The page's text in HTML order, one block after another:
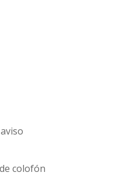
colofón